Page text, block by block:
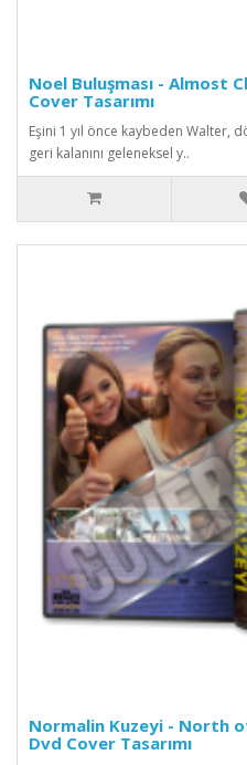
Noel Buluşması - Almost
Cover Tasarımı
Eşini 1 yıl önce kaybeden Walter,
geri kalanını geleneksel y..
Normalin Kuzeyi - North
Dvd Cover Tasarımı